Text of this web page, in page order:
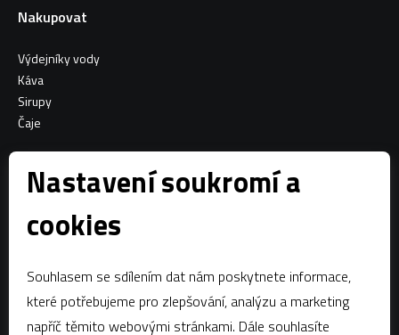
Nastavení soukromí a
cookies
Souhlasem se sdílením dat nám poskytnete informace,
které potřebujeme pro zlepšování, analýzu a marketing
napříč těmito webovými stránkami. Dále souhlasíte
Nakupovat
Výdejníky vody
Káva
Sirupy
Čaje
Facebook
Kontaktujte nás